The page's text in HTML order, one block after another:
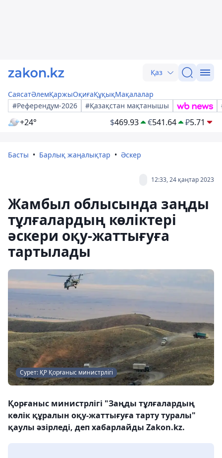
Қаз
СаясатӘлемҚаржыОқиғаҚұқықМақалалар
#Референдум-2026
#Қазақстан мақтанышы
+24° $469.93 €541.64 ₽5.71
Басты Барлық жаңалықтар Әскер
12:33, 24 қаңтар 2023
Жамбыл облысында заңды
тұлғалардың көліктері
әскери оқу-жаттығуға
тартылады
Сурет: ҚР Қорғаныс министрлігі
Қорғаныс министрлігі "Заңды тұлғалардың
көлік құралын оқу-жаттығуға тарту туралы"
қаулы әзірледі, деп хабарлайды Zakon.kz.